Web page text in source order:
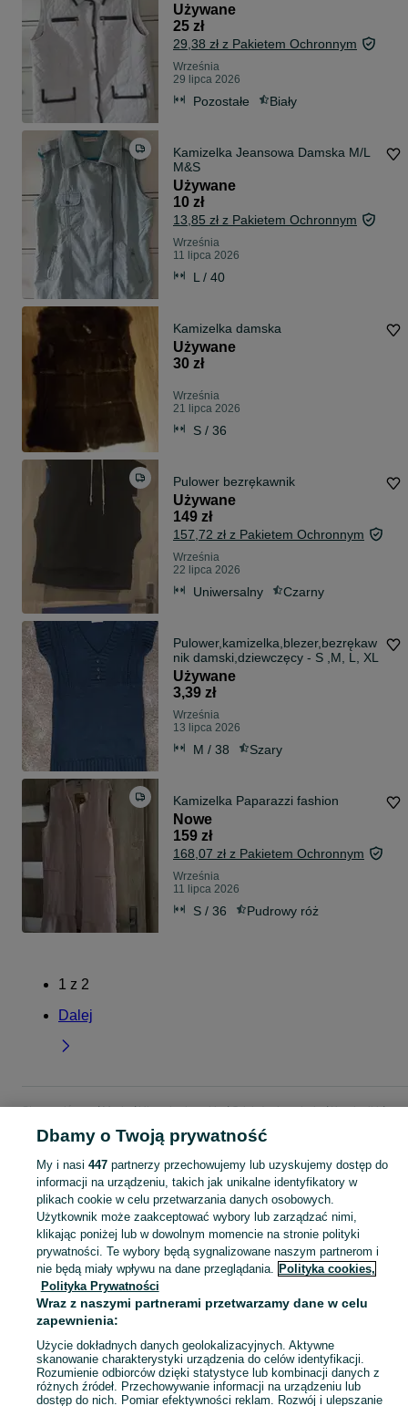
Używane
25 zł
29,38 zł z Pakietem Ochronnym
Września
29 lipca 2026
Pozostałe Biały
Kamizelka Jeansowa Damska M/L
M&S
Używane
10 zł
13,85 zł z Pakietem Ochronnym
Września
11 lipca 2026
L / 40
Kamizelka damska
Używane
30 zł
Września
21 lipca 2026
S / 36
Pulower bezrękawnik
Używane
149 zł
157,72 zł z Pakietem Ochronnym
Września
22 lipca 2026
Uniwersalny Czarny
Pulower,kamizelka,blezer,bezrękaw
nik damski,dziewczęcy - S ,M, L, XL
Używane
3,39 zł
Września
13 lipca 2026
M / 38 Szary
Kamizelka Paparazzi fashion
Nowe
159 zł
168,07 zł z Pakietem Ochronnym
Września
11 lipca 2026
S / 36 Pudrowy róż
1 z 2
Dalej
Strona główna Moda Ubrania damskie Odzież wierzchnia
Kamizelki
Kamizelki - Wielkopolskie
Kamizelki - Września
KATEGORIA
Szeroki wybór kamizelek damskich Września ▶️ puchowe, jeansowe, skórzane i eleganckie ✅ Nowe i używane w dobrych cenach ✌ Sprawdź oferty na OLX.pl! Zobacz
Mapa kategorii
Mapa miejscowości
Mapa ministron
Popularne wyszukiwania
Dbamy o Twoją prywatność
My i nasi 447partnerzy przechowujemy lub uzyskujemy dostęp do
informacji na urządzeniu, takich jak unikalne identyfikatory w
plikach cookie w celu przetwarzania danych osobowych.
Użytkownik może zaakceptować wybory lub zarządzać nimi,
klikając poniżej lub w dowolnym momencie na stronie polityki
prywatności. Te wybory będą sygnalizowane naszym partnerom i
nie będą miały wpływu na dane przeglądania. Polityka cookies,
Polityka Prywatności
Wraz z naszymi partnerami przetwarzamy dane w celu
zapewnienia:
Użycie dokładnych danych geolokalizacyjnych. Aktywne
skanowanie charakterystyki urządzenia do celów identyfikacji.
Rozumienie odbiorców dzięki statystyce lub kombinacji danych z
różnych źródeł. Przechowywanie informacji na urządzeniu lub
dostęp do nich. Pomiar efektywności reklam. Rozwój i ulepszanie